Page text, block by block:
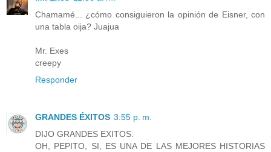
Chamamé... ¿cómo consiguieron la opinión de Eisner, con
una tabla oija? Juajua
Mr. Exes
creepy
Responder
GRANDES ÉXITOS 3:55 p. m.
DIJO GRANDES EXITOS:
OH, PEPITO, SI, ES UNA DE LAS MEJORES HISTORIAS